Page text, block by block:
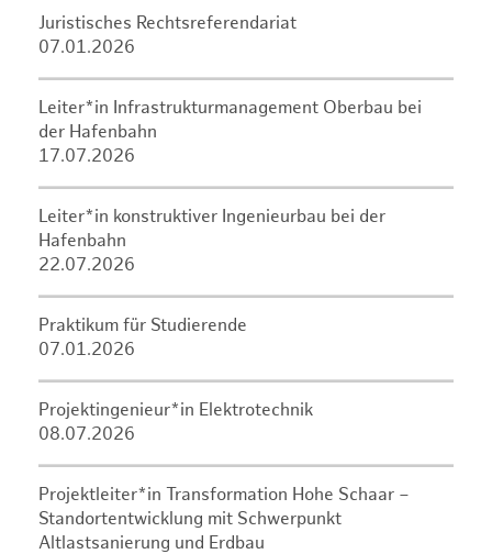
Juristisches Rechtsreferendariat
07.01.2026
Leiter*in Infrastrukturmanagement Oberbau bei
der Hafenbahn
17.07.2026
Leiter*in konstruktiver Ingenieurbau bei der
Hafenbahn
22.07.2026
Praktikum für Studierende
07.01.2026
Projektingenieur*in Elektrotechnik
08.07.2026
Projektleiter*in Transformation Hohe Schaar –
Standortentwicklung mit Schwerpunkt
Altlastsanierung und Erdbau